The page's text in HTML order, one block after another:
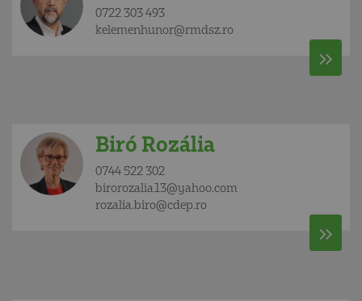
0722 303 493
kelemenhunor@rmdsz.ro
Biró Rozália
0744 522 302
birorozalia13@yahoo.com
rozalia.biro@cdep.ro